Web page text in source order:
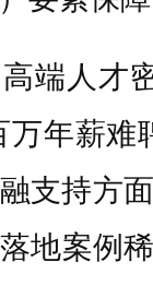
人才密
万年薪难
支持方
地案例